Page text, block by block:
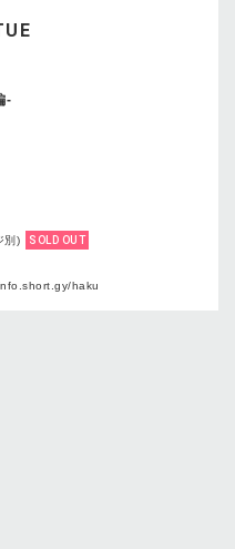
-
別)
SOLD OUT
haku